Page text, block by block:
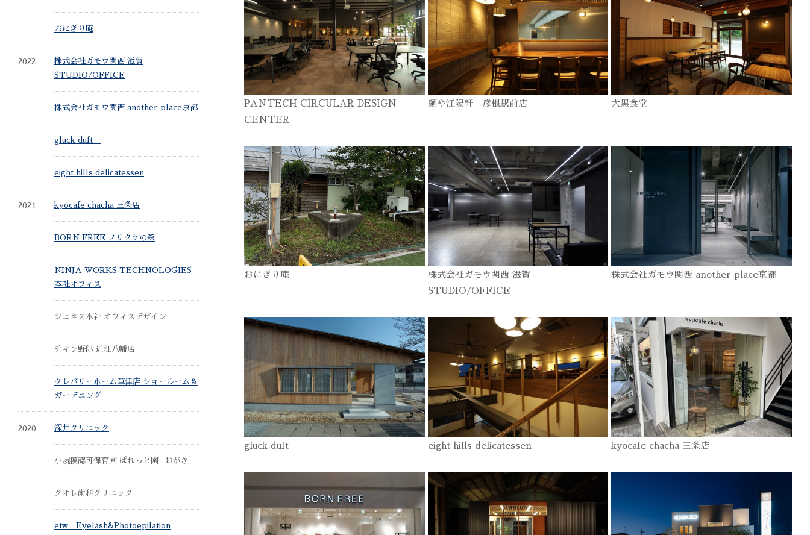
おにぎり庵
2022
株式会社ガモウ関西 滋賀
STUDIO/OFFICE
株式会社ガモウ関西 another place京都
gluck duft
eight hills delicatessen
2021 kyocafe chacha 三条店
BORN FREE ノリタケの森
NINJA WORKS TECHNOLOGIES
本社オフィス
ジェネス本社 オフィスデザイン
チキン野郎 近江八幡店
クレバリーホーム草津店 ショールーム＆
ガーデニング
2020 深井クリニック
小規模認可保育園 ぱれっと園 -おがき-
クオレ歯科クリニック
etw Eyelash&Photoepilation
PANTECH CIRCULAR DESIGN
CENTER
麺や江陽軒 彦根駅前店 大黒食堂
おにぎり庵
株式会社ガモウ関西 滋賀
STUDIO/OFFICE
株式会社ガモウ関西 another place京都
gluck duft eight hills delicatessen kyocafe chacha 三条店